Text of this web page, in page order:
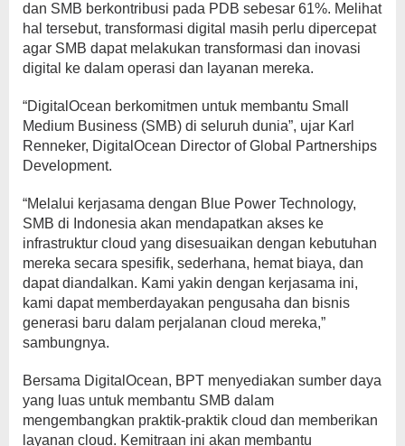
dan SMB berkontribusi pada PDB sebesar 61%. Melihat
hal tersebut, transformasi digital masih perlu dipercepat
agar SMB dapat melakukan transformasi dan inovasi
digital ke dalam operasi dan layanan mereka.
“DigitalOcean berkomitmen untuk membantu Small
Medium Business (SMB) di seluruh dunia”, ujar Karl
Renneker, DigitalOcean Director of Global Partnerships
Development.
“Melalui kerjasama dengan Blue Power Technology,
SMB di Indonesia akan mendapatkan akses ke
infrastruktur cloud yang disesuaikan dengan kebutuhan
mereka secara spesifik, sederhana, hemat biaya, dan
dapat diandalkan. Kami yakin dengan kerjasama ini,
kami dapat memberdayakan pengusaha dan bisnis
generasi baru dalam perjalanan cloud mereka,”
sambungnya.
Bersama DigitalOcean, BPT menyediakan sumber daya
yang luas untuk membantu SMB dalam
mengembangkan praktik-praktik cloud dan memberikan
layanan cloud. Kemitraan ini akan membantu